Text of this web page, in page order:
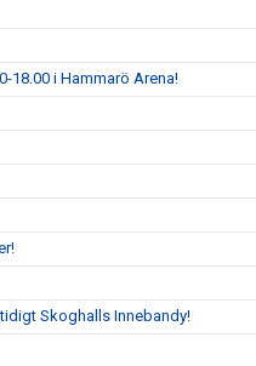
18.00 i Hammarö Arena!
Skoghalls Innebandy!